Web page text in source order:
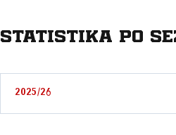
Statistika po
2025/26